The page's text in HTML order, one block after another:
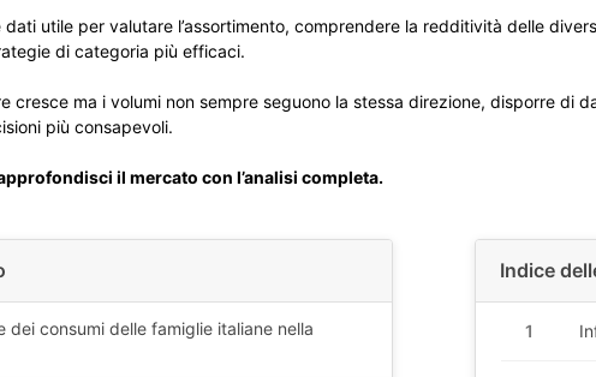
dati utile per valutare l’assortimento, comprendere la redditività delle
di categoria più efficaci.
cresce ma i volumi non sempre seguono la stessa direzione, disporre di
più consapevoli.
il mercato con l’analisi completa.
dei consumi delle famiglie italiane nella
Indice
1